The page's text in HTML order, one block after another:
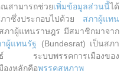
มารถช่วยเพิ่มข้อมูลส่วนนี้ได้
าซึ่งประกอบไปด้วย สภาผู้แทน
ภาผู้แทนราษฎร มีสมาชิกมาจาก
ผู้แทนรัฐ (Bundesrat) เป็นสภา
ธ์ ระบบพรรคการเมืองของ
องหลักคือพรรคสหภาพ